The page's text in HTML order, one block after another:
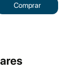
Comprar